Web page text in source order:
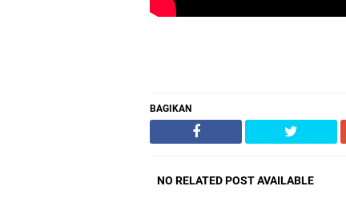
BAGIKAN
NO RELATED POST AVAILABLE